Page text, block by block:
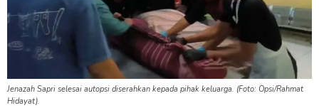
Jenazah Sapri selesai autopsi diserahkan kepada pihak keluarga. (Foto: Opsi/Rahmat
Hidayat).